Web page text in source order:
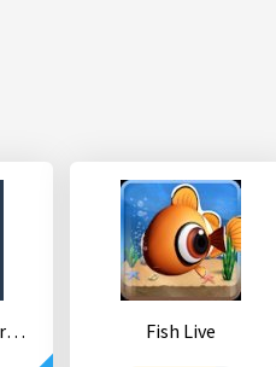
8Bit Highway: Retro Racing Fish Live